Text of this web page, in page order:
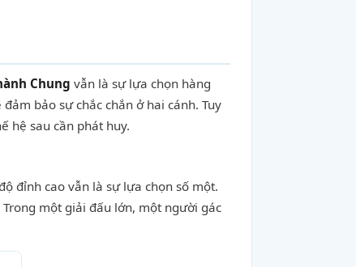
Chung vẫn là sự lựa chọn hàng
đảm bảo sự chắc chắn ở hai cánh. Tuy
hệ sau cần phát huy.
đỉnh cao vẫn là sự lựa chọn số một.
một giải đấu lớn, một người gác